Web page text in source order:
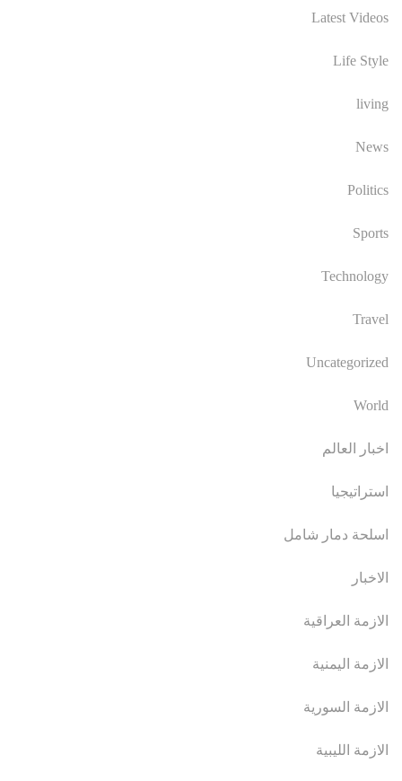
Latest Videos
Life Style
living
News
Politics
Sports
Technology
Travel
Uncategorized
World
اخبار العالم
استراتيجيا
اسلحة دمار شامل
الاخبار
الازمة العراقية
الازمة اليمنية
الازمة السورية
الازمة الليبية